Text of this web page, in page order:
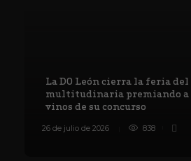
La DO León cierra la feria
multitudinaria premiando a
vinos de su concurso
26 de julio de 2026 838